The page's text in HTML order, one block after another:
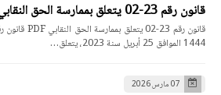
قانون رقم 23-02 يتعلق بممارسة الحق النقابي PDF
1444 الموافق 25 أبريل سنة 2023، يتعلق…
07 مارس 2026